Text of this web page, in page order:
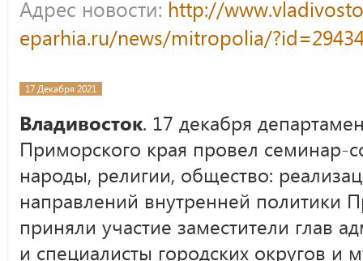
Адрес новости: http://
eparhia.ru/news/mitropolia/
17 Декабря 2021
Владивосток. 17 декабря
Приморского края провел
народы, религии, общество:
направлений внутренней политики
приняли участие заместители глав
и специалисты городских округов и